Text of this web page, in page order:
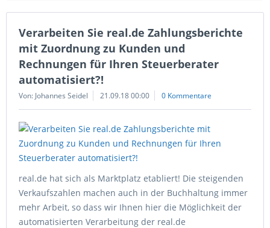
Verarbeiten Sie real.de Zahlungsberichte
mit Zuordnung zu Kunden und
Rechnungen für Ihren Steuerberater
automatisiert?!
Von: Johannes Seidel 21.09.18 00:00 0 Kommentare
real.de hat sich als Marktplatz etabliert! Die steigenden
Verkaufszahlen machen auch in der Buchhaltung immer
mehr Arbeit, so dass wir Ihnen hier die Möglichkeit der
automatisierten Verarbeitung der real.de